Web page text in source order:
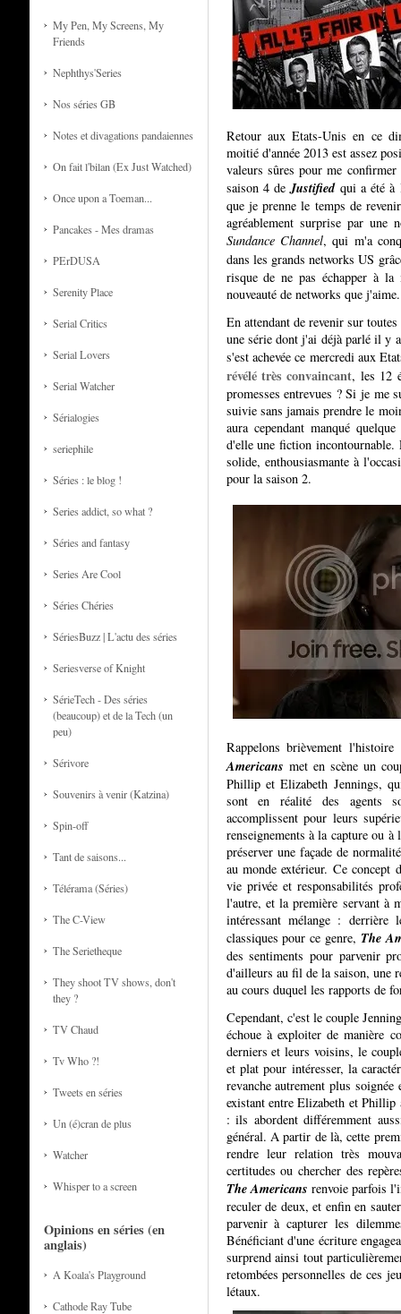
My Pen, My Screens, My
Friends
Nephthys'Series
Nos séries GB
Notes et divagations pandaiennes
On fait l'bilan (Ex Just Watched)
Once upon a Toeman...
Pancakes - Mes dramas
PErDUSA
Serenity Place
Serial Critics
Serial Lovers
Serial Watcher
Sérialogies
seriephile
Séries : le blog !
Series addict, so what ?
Séries and fantasy
Series Are Cool
Séries Chéries
SériesBuzz | L'actu des séries
Seriesverse of Knight
SérieTech - Des séries
(beaucoup) et de la Tech (un
peu)
Sérivore
Souvenirs à venir (Katzina)
Spin-off
Tant de saisons...
Télérama (Séries)
The C-View
The Serietheque
They shoot TV shows, don't
they ?
TV Chaud
Tv Who ?!
Tweets en séries
Un (é)cran de plus
Watcher
Whisper to a screen
Opinions en séries (en
anglais)
A Koala's Playground
Cathode Ray Tube
Retour aux Etats-Unis en ce
moitié d'année 2013 est assez
valeurs sûres pour me
saison 4 deJustifiedqui a été à
que je prenne le temps de
agréablement surprise par une
Sundance Channel, qui m'a
dans les grands networks US
risque de ne pas échapper à la
nouveauté de networks que
En attendant de revenir sur
une série dont j'ai déjà parlé il y
s'est achevée ce mercredi aux
révélé très convaincant, les 12
promesses entrevues ? Si je me
suivie sans jamais prendre le
aura cependant manqué
d'elle une fiction
solide, enthousiasmante à
pour la saison 2.
Rappelons brièvement
Americans met en scène un
Phillip et Elizabeth Jennings,
sont en réalité des agents
accomplissent pour leurs
renseignements à la capture ou
préserver une façade de
au monde extérieur. Ce concept
vie privée et responsabilités
l'autre, et la première servant à
intéressant mélange : derrière
classiques pour ce genre, The
des sentiments pour parvenir
d'ailleurs au fil de la saison, une
au cours duquel les rapports de
Cependant, c'est le couple
échoue à exploiter de manière
derniers et leurs voisins, le
et plat pour intéresser, la
revanche autrement plus
existant entre Elizabeth et
: ils abordent différemment
général. A partir de là, cette
rendre leur relation très
certitudes ou chercher des
The Americans renvoie parfois
reculer de deux, et enfin en
parvenir à capturer les
Bénéficiant d'une écriture
surprend ainsi tout
retombées personnelles de ces
létaux.